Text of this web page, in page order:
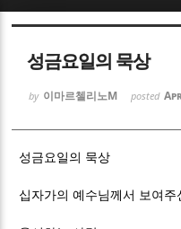
성금요일의 묵상
by 이마르첼리노M posted
성금요일의 묵상
십자가의 예수님께서 보여주
Sketchbook5,
Sketchbook5,
Sketchbook5,
Sketchbook5,